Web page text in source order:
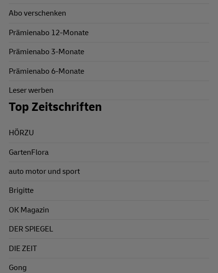
Abo verschenken
Prämienabo 12-Monate
Prämienabo 3-Monate
Prämienabo 6-Monate
Leser werben
Top Zeitschriften
HÖRZU
GartenFlora
auto motor und sport
Brigitte
OK Magazin
DER SPIEGEL
DIE ZEIT
Gong